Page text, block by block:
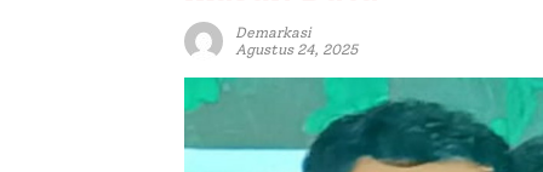
Demarkasi
Agustus 24, 2025